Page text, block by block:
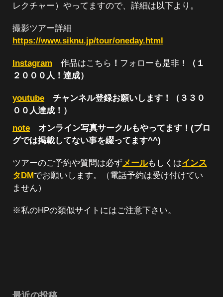
レクチャー）やってますので、詳細は以下より。
撮影ツアー詳細
https://www.siknu.jp/tour/oneday.html
Instagram 作品はこちら ！ フォローも是非！
（１
２０００人！達成）
youtube チャンネル登録お願いします！（３３０
００人達成！）
note オンライン写真サークルもやってます！(ブロ
グでは掲載してない事を綴ってます^^)
ツアーのご予約や質問は必ずメールもしくはインス
タDMでお願いします。（電話予約は受け付けてい
ません）
※私のHPの類似サイトにはご注意下さい。